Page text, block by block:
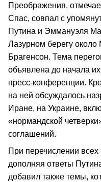
Преображения,
Спас, совпал с
Путина и Эммануэля
Лазурном берегу
Брагенсон. Тема
объявлена до начала
пресс‑конференции.
на ней обсуждалось
Иране, на Украине,
«нормандской
соглашений.
При перечислении
дополняя ответы
добавил также темы,